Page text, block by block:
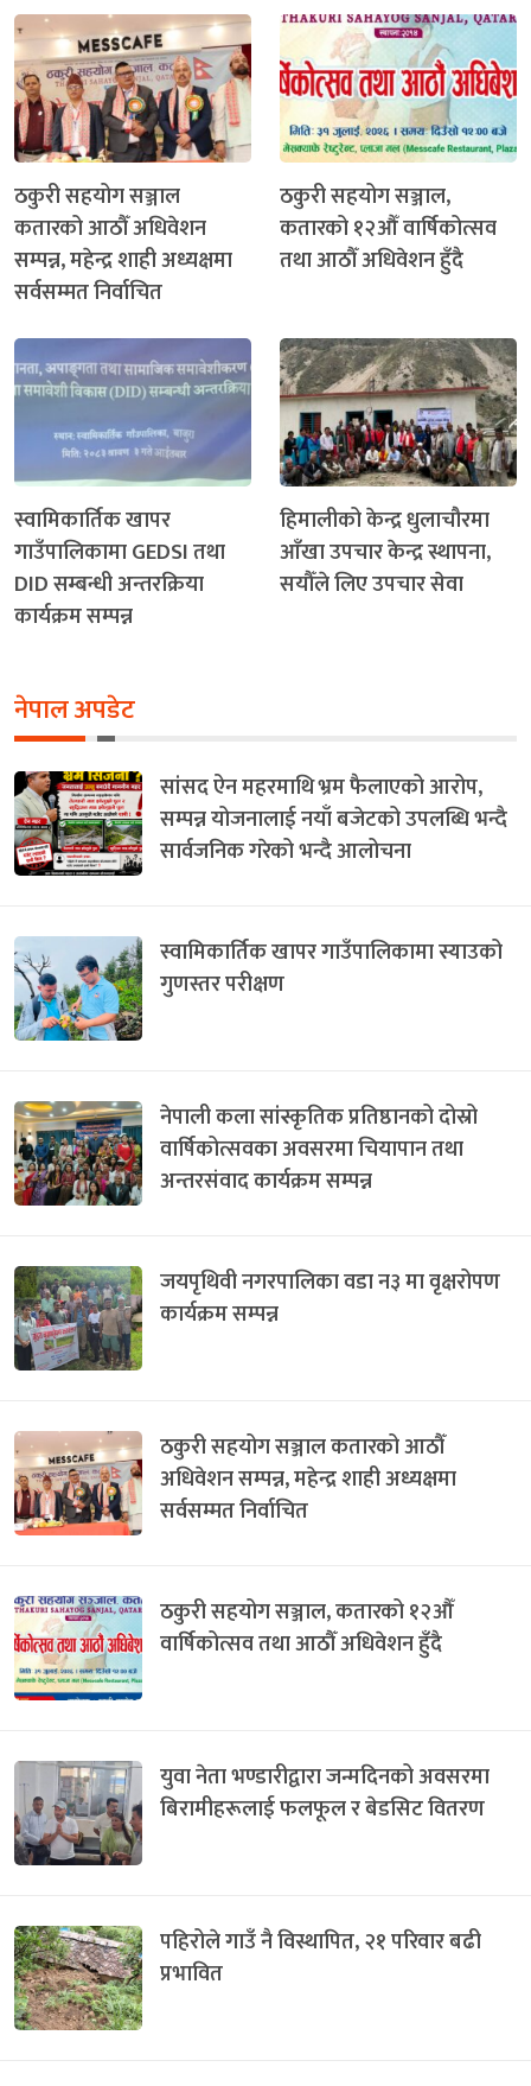
ठकुरी सहयोग सञ्जाल
कतारको आठौँ अधिवेशन
सम्पन्न, महेन्द्र शाही अध्यक्षमा
सर्वसम्मत निर्वाचित
ठकुरी सहयोग सञ्जाल,
कतारको १२औँ वार्षिकोत्सव
तथा आठौँ अधिवेशन हुँदै
स्वामिकार्तिक खापर
गाउँपालिकामा GEDSI तथा
DID सम्बन्धी अन्तरक्रिया
कार्यक्रम सम्पन्न
हिमालीको केन्द्र धुलाचौरमा
आँखा उपचार केन्द्र स्थापना,
सयौँले लिए उपचार सेवा
नेपाल अपडेट
सांसद ऐन महरमाथि भ्रम फैलाएको आरोप,
सम्पन्न योजनालाई नयाँ बजेटको उपलब्धि भन्दै
सार्वजनिक गरेको भन्दै आलोचना
स्वामिकार्तिक खापर गाउँपालिकामा स्याउको
गुणस्तर परीक्षण
नेपाली कला सांस्कृतिक प्रतिष्ठानको दोस्रो
वार्षिकोत्सवका अवसरमा चियापान तथा
अन्तरसंवाद कार्यक्रम सम्पन्न
जयपृथिवी नगरपालिका वडा न३ मा वृक्षरोपण
कार्यक्रम सम्पन्न
ठकुरी सहयोग सञ्जाल कतारको आठौँ
अधिवेशन सम्पन्न, महेन्द्र शाही अध्यक्षमा
सर्वसम्मत निर्वाचित
ठकुरी सहयोग सञ्जाल, कतारको १२औँ
वार्षिकोत्सव तथा आठौँ अधिवेशन हुँदै
युवा नेता भण्डारीद्वारा जन्मदिनको अवसरमा
बिरामीहरूलाई फलफूल र बेडसिट वितरण
पहिरोले गाउँ नै विस्थापित, २१ परिवार बढी
प्रभावित